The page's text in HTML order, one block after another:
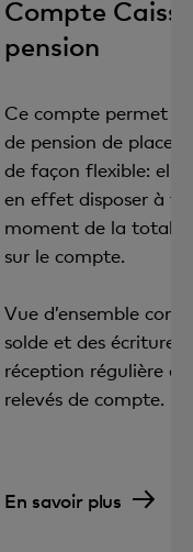
Compte
pension
Ce compte permet
de pension de placer
de façon flexible:
en effet disposer à
moment de la totalité
sur le compte.
Vue d’ensemble
solde et des écritures
réception régulière
relevés de compte.
En savoir plus